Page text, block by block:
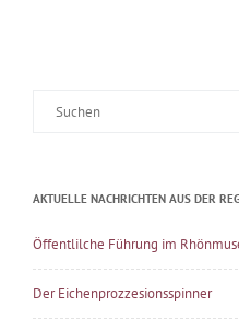
AKTUELLE NACHRICHTEN AUS DER
Öffentlilche Führung im
Der Eichenprozzesionsspinner